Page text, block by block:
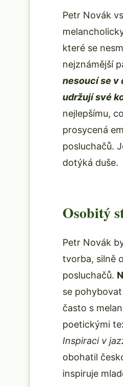
Petr Novák
které se
nejznámější
nesoucí se v
udržují své
nejlepšímu,
prosycená
posluchačů.
dotýká duše.
Osobitý
Petr Novák
tvorba, silně
posluchačů.
se
často s
poetickými
Inspiraci v
obohatil
inspiruje